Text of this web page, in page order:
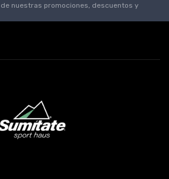
nuestras promociones, descuentos y